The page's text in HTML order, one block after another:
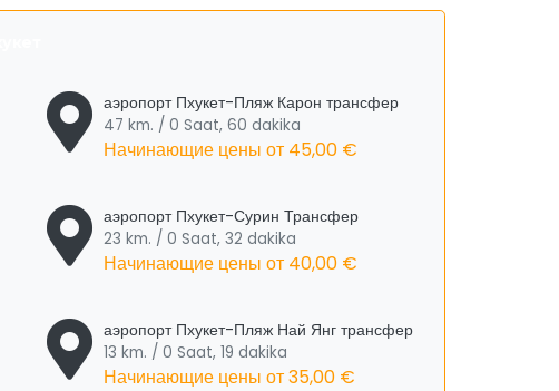
аэропорт Пхукет-Пляж Карон трансфер
47 km. / 0 Saat, 60 dakika
Начинающие цены от 45,00 €
аэропорт Пхукет-Сурин Трансфер
23 km. / 0 Saat, 32 dakika
Начинающие цены от 40,00 €
аэропорт Пхукет-Пляж Най Янг трансфер
13 km. / 0 Saat, 19 dakika
Начинающие цены от35,00 €